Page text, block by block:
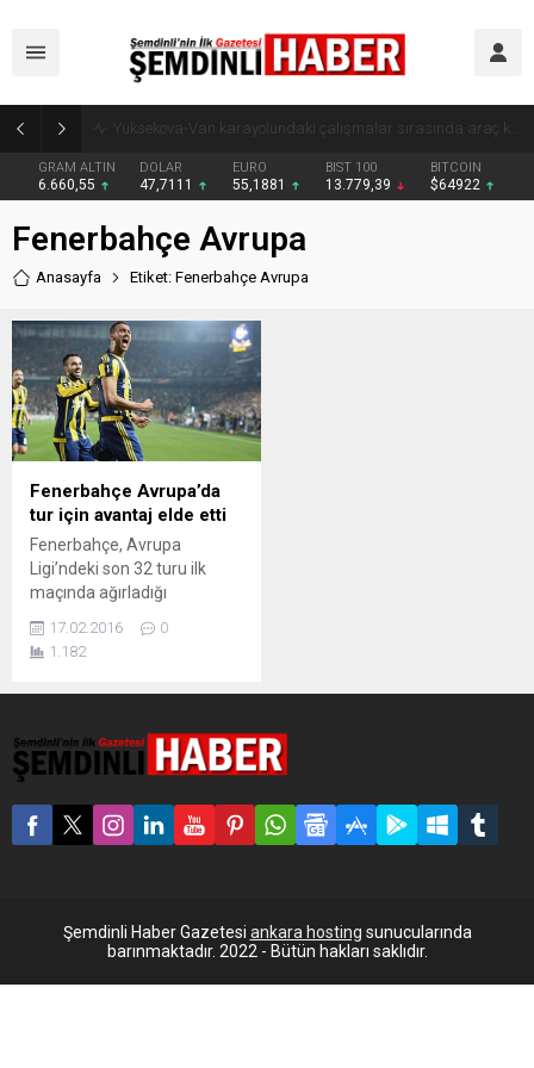
GRAM ALTIN
6.660,55
DOLAR
47,7111
EURO
55,1881
BIST 100
13.779,39
BITCOIN
$64922
Fenerbahçe Avrupa
Anasayfa Etiket: Fenerbahçe Avrupa
Fenerbahçe Avrupa’da
tur için avantaj elde etti
Fenerbahçe, Avrupa
Ligi’ndeki son 32 turu ilk
maçında ağırladığı
sahasında 2-0 yendi. UEFA
Avrupa Ligi son 32 turu ilk
ağırlayan Fenerbahçe,
rakibini 2-0 mağlup etti.
Sarı-lacivertlilere galibiyeti
Josef de Souza’nın her iki
devrede attığı goller getirdi.
17.02.2016
0
1.182
Şemdinli Haber Gazetesi ankara hosting sunucularında
barınmaktadır. 2022 - Bütün hakları saklıdır.